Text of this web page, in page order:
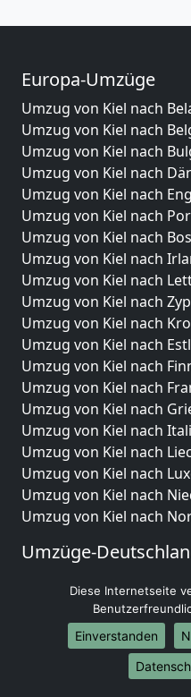
Europa-Umzüge
Umzug von Kiel nach
Umzug von Kiel nach
Umzug von Kiel nach
Umzug von Kiel nach
Umzug von Kiel nach
Umzug von Kiel nach
Umzug von Kiel nach
Umzug von Kiel nach
Umzug von Kiel nach
Umzug von Kiel nach
Umzug von Kiel nach
Umzug von Kiel nach
Umzug von Kiel nach
Umzug von Kiel nach
Umzug von Kiel nach
Umzug von Kiel nach
Umzug von Kiel nach
Umzug von Kiel nach
Umzug von Kiel nach
Umzug von Kiel nach
Umzüge-
Umzug von Kiel nach
Umzug von Kiel nach
Umzug von Kiel nach
Umzug von Kiel nach
Diese Internetseite
Einverstanden